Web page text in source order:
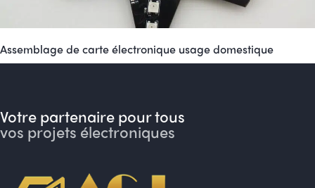
Assemblage de carte électronique usage domestique
Votre partenaire pour tous
vos projets électroniques